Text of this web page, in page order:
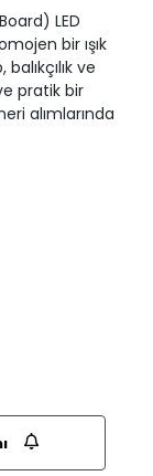
LED
bir ışık
ve
pratik bir
alımlarında